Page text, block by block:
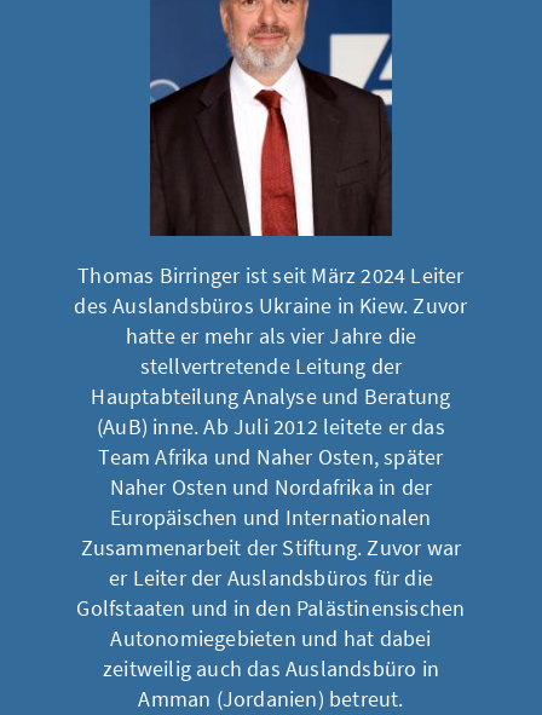
Thomas Birringer ist seit März 2024 Leiter
des Auslandsbüros Ukraine in Kiew. Zuvor
hatte er mehr als vier Jahre die
stellvertretende Leitung der
Hauptabteilung Analyse und Beratung
(AuB) inne. Ab Juli 2012 leitete er das
Team Afrika und Naher Osten, später
Naher Osten und Nordafrika in der
Europäischen und Internationalen
Zusammenarbeit der Stiftung. Zuvor war
er Leiter der Auslandsbüros für die
Golfstaaten und in den Palästinensischen
Autonomiegebieten und hat dabei
zeitweilig auch das Auslandsbüro in
Amman (Jordanien) betreut.